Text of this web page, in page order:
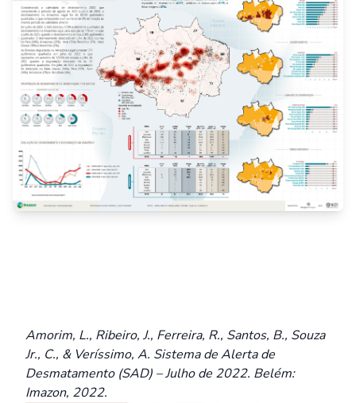
Amorim, L., Ribeiro, J., Ferreira, R., Santos, B., Souza
Jr., C., & Veríssimo, A. Sistema de Alerta de
Desmatamento (SAD) – Julho de 2022. Belém:
Imazon, 2022.